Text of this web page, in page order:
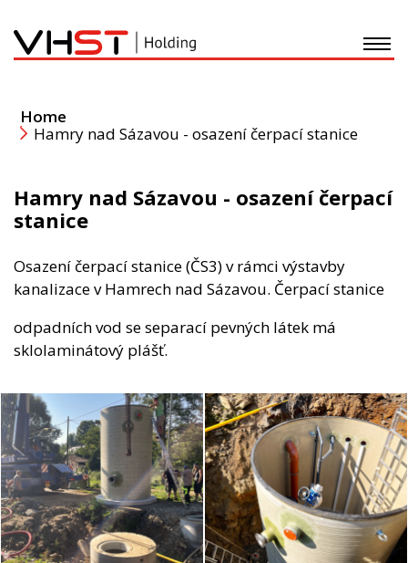
Development
Recyklace - Doprava
Kontakt
Home
Hamry nad Sázavou - osazení čerpací stanice
Hamry nad Sázavou - osazení čerpací
stanice
Osazení čerpací stanice (ČS3) v rámci výstavby
kanalizace v Hamrech nad Sázavou. Čerpací stanice
odpadních vod se separací pevných látek má
sklolaminátový plášť.